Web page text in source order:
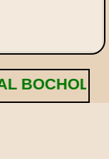
BOCHOLT!